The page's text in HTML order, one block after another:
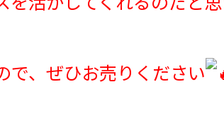
で、ぜひお売りください